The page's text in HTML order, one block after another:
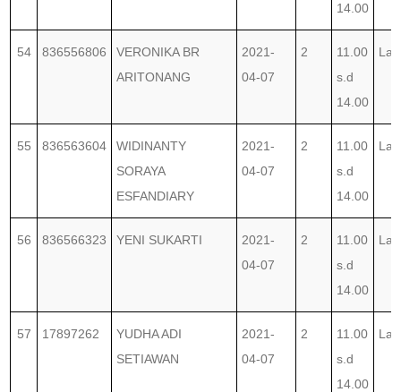
14.00
54 836556806
VERONIKA BR
ARITONANG
2021-
04-07
2
11.00
s.d
14.00
55 836563604
WIDINANTY
SORAYA
ESFANDIARY
2021-
04-07
2
11.00
s.d
14.00
56 836566323 YENI SUKARTI
2021-
04-07
2
11.00
s.d
14.00
57 17897262
YUDHA ADI
SETIAWAN
2021-
04-07
2
11.00
s.d
14.00